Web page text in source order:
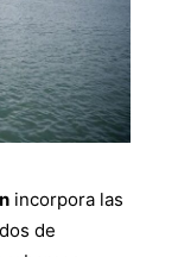
incorpora las
de